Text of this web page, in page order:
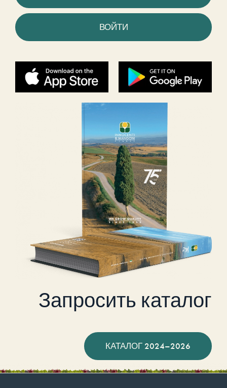
ВОЙТИ
Запросить каталог
КАТАЛОГ 2024–2026